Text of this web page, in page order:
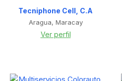
Tecniphone Cell, C.A
Aragua, Maracay
Ver perfil